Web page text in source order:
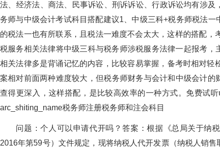
法、经济法、商法、民事诉讼、刑诉诉讼、行政诉讼均有
务师与中级会计考试科目搭配建议1、中级三科+税务师税法
的税法一也有所联系，且税法一难度不会太大，这样的搭配
税服务相关法律将中级三科与税务师涉税服务法律一起报考，
相关法律多是背诵记忆的内容，比较容易掌握，备考时相对轻
案相对前面两种难度较大，但税务师财务与会计和中级会计的
查得更深入，这样搭配，是比较高效率的一种方式。免费
arc_shiting_name税务师注册税务师和注会科目
问题：个人可以申请代开吗？答案：根据《总局
2016年第59号）文件规定，现将纳税人代开发票（纳税人销